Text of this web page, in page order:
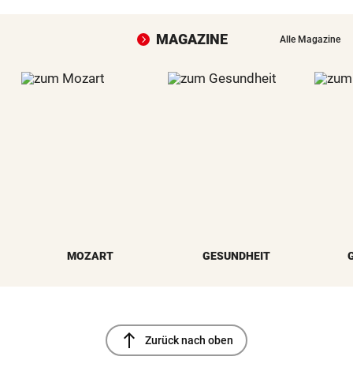
MAGAZINE Alle Magazine
MOZART GESUNDHEIT
north Zurück nach oben